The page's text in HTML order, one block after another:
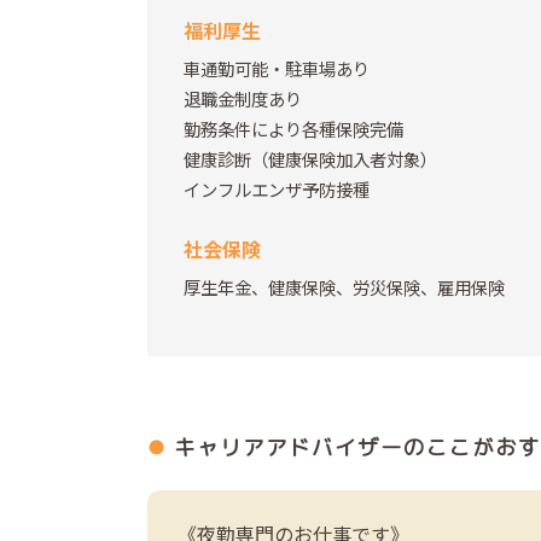
福利厚生
車通勤可能・駐車場あり
退職金制度あり
勤務条件により各種保険完備
健康診断（健康保険加入者対象）
インフルエンザ予防接種
社会保険
厚生年金、健康保険、労災保険、雇用保険
キャリアアドバイザーのここがお
《夜勤専門のお仕事です》